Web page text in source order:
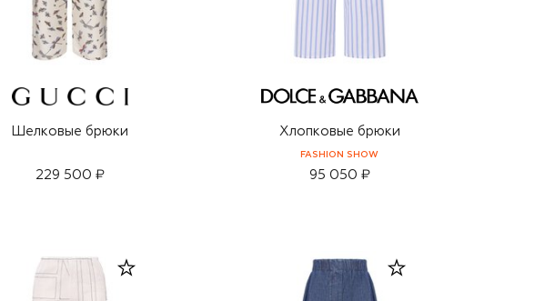
Шелковые брюки
229 500 ₽
Хлопковые брюки
FASHION SHOW
95 050 ₽